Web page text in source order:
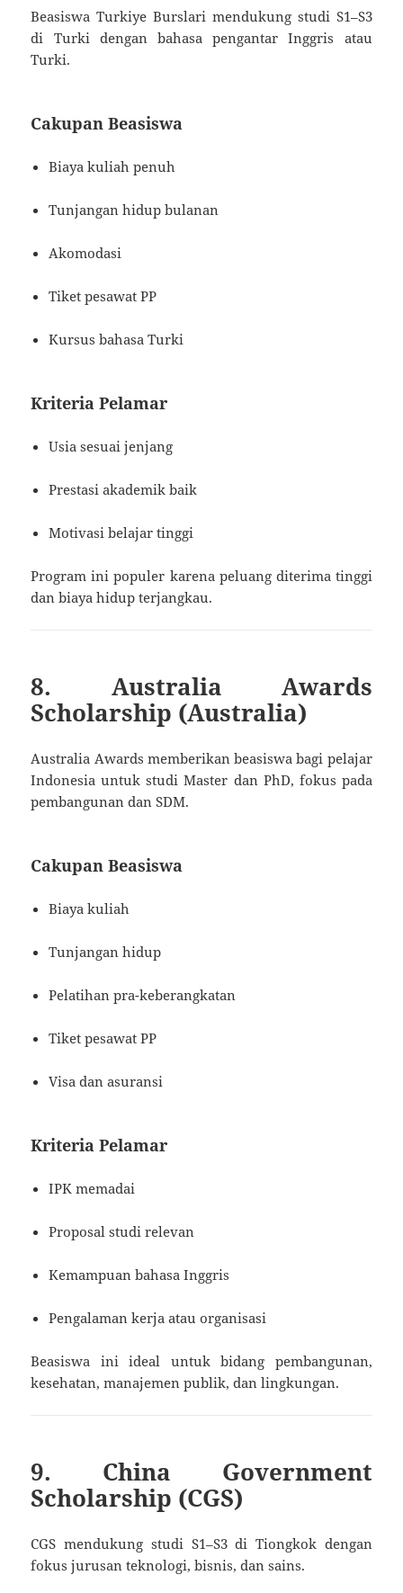
Beasiswa Turkiye Burslari mendukung studi S1–S3
di Turki dengan bahasa pengantar Inggris atau
Turki.
Cakupan Beasiswa
Biaya kuliah penuh
Tunjangan hidup bulanan
Akomodasi
Tiket pesawat PP
Kursus bahasa Turki
Kriteria Pelamar
Usia sesuai jenjang
Prestasi akademik baik
Motivasi belajar tinggi
Program ini populer karena peluang diterima tinggi
dan biaya hidup terjangkau.
8. Australia Awards
Scholarship (Australia)
Australia Awards memberikan beasiswa bagi pelajar
Indonesia untuk studi Master dan PhD, fokus pada
pembangunan dan SDM.
Cakupan Beasiswa
Biaya kuliah
Tunjangan hidup
Pelatihan pra-keberangkatan
Tiket pesawat PP
Visa dan asuransi
Kriteria Pelamar
IPK memadai
Proposal studi relevan
Kemampuan bahasa Inggris
Pengalaman kerja atau organisasi
Beasiswa ini ideal untuk bidang pembangunan,
kesehatan, manajemen publik, dan lingkungan.
9. China Government
Scholarship (CGS)
CGS mendukung studi S1–S3 di Tiongkok dengan
fokus jurusan teknologi, bisnis, dan sains.